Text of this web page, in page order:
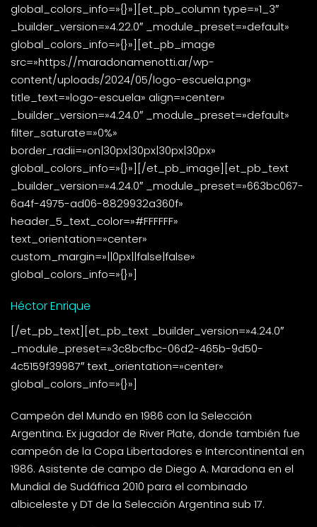
global_colors_info=»{}»][et_pb_column type=»1_3″
_builder_version=»4.22.0″ _module_preset=»default»
global_colors_info=»{}»][et_pb_image
src=»https://maradonamenotti.ar/wp-
content/uploads/2024/05/logo-escuela.png»
title_text=»logo-escuela» align=»center»
_builder_version=»4.24.0″ _module_preset=»default»
filter_saturate=»0%»
border_radii=»on|30px|30px|30px|30px»
global_colors_info=»{}»][/et_pb_image][et_pb_text
_builder_version=»4.24.0″ _module_preset=»663bc067-
6a4f-4975-ad06-8829932a360f»
header_5_text_color=»#FFFFFF»
text_orientation=»center»
custom_margin=»||0px||false|false»
global_colors_info=»{}»]
Héctor Enrique
[/et_pb_text][et_pb_text _builder_version=»4.24.0″
_module_preset=»3c8bcfbc-06d2-465b-9d50-
4c5159f39987″ text_orientation=»center»
global_colors_info=»{}»]
Campeón del Mundo en 1986 con la Selección
Argentina. Ex jugador de River Plate, donde también fue
campeón de la Copa Libertadores e Intercontinental en
1986. Asistente de campo de Diego A. Maradona en el
Mundial de Sudáfrica 2010 para el combinado
albiceleste y DT de la Selección Argentina sub 17.